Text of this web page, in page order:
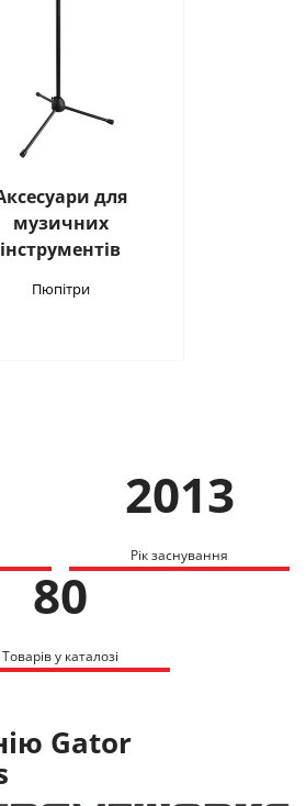
для
музичних
інструментів
Пюпітри
2013
Рік заснування
80
Товарів у каталозі
Gator